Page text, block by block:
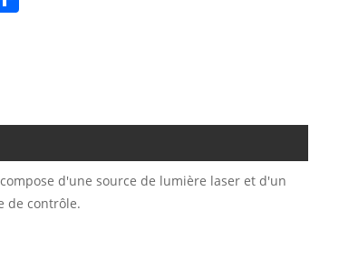
d'une source de lumière laser et d'un
de contrôle.